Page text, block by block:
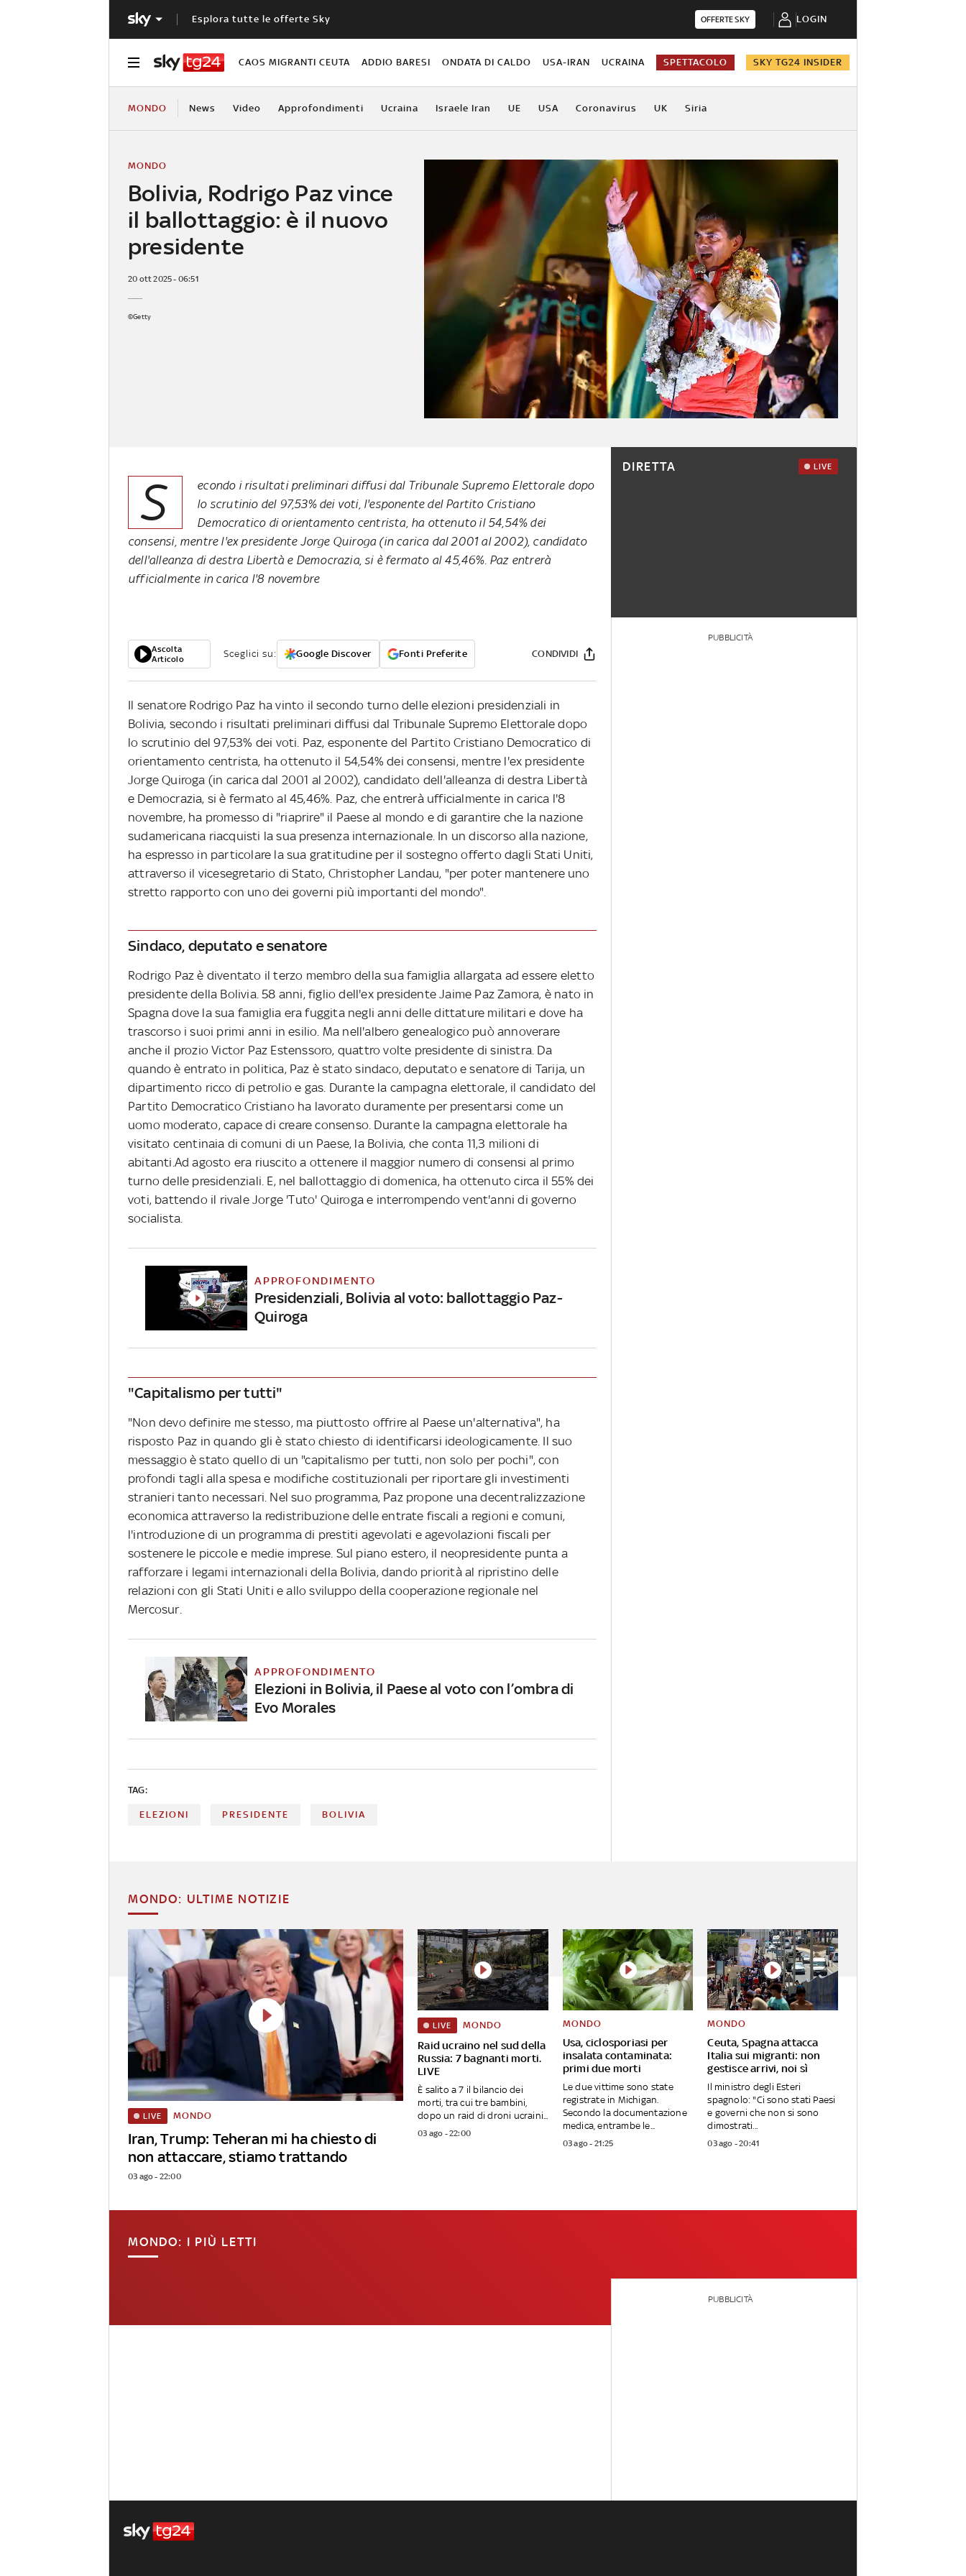
Esplora tutte le offerte Sky OFFERTE SKY LOGIN
CAOS MIGRANTI CEUTA ADDIO BARESI ONDATA DI CALDO USA-IRAN UCRAINA SPETTACOLO SKY TG24 INSIDER
MONDO News Video Approfondimenti Ucraina Israele Iran UE USA Coronavirus UK Siria
Bolivia, Rodrigo Paz vince
il ballottaggio: è il nuovo
presidente
MONDO
20 ott 2025 - 06:51
©Getty
S
econdo i risultati preliminari diffusi dal Tribunale Supremo Elettorale dopo
lo scrutinio del 97,53% dei voti, l'esponente del Partito Cristiano
Democratico di orientamento centrista, ha ottenuto il 54,54% dei
consensi, mentre l'ex presidente Jorge Quiroga (in carica dal 2001 al 2002), candidato
dell'alleanza di destra Libertà e Democrazia, si è fermato al 45,46%. Paz entrerà
ufficialmente in carica l'8 novembre
Ascolta
Articolo
Sceglici su: Google Discover Fonti Preferite CONDIVIDI
Il senatore Rodrigo Paz ha vinto il secondo turno delle elezioni presidenziali in
Bolivia, secondo i risultati preliminari diffusi dal Tribunale Supremo Elettorale dopo
lo scrutinio del 97,53% dei voti. Paz, esponente del Partito Cristiano Democratico di
orientamento centrista, ha ottenuto il 54,54% dei consensi, mentre l'ex presidente
Jorge Quiroga (in carica dal 2001 al 2002), candidato dell'alleanza di destra Libertà
e Democrazia, si è fermato al 45,46%. Paz, che entrerà ufficialmente in carica l'8
novembre, ha promesso di "riaprire" il Paese al mondo e di garantire che la nazione
sudamericana riacquisti la sua presenza internazionale. In un discorso alla nazione,
ha espresso in particolare la sua gratitudine per il sostegno offerto dagli Stati Uniti,
attraverso il vicesegretario di Stato, Christopher Landau, "per poter mantenere uno
stretto rapporto con uno dei governi più importanti del mondo".
Sindaco, deputato e senatore
Rodrigo Paz è diventato il terzo membro della sua famiglia allargata ad essere eletto
presidente della Bolivia. 58 anni, figlio dell'ex presidente Jaime Paz Zamora, è nato in
Spagna dove la sua famiglia era fuggita negli anni delle dittature militari e dove ha
trascorso i suoi primi anni in esilio. Ma nell'albero genealogico può annoverare
anche il prozio Victor Paz Estenssoro, quattro volte presidente di sinistra. Da
quando è entrato in politica, Paz è stato sindaco, deputato e senatore di Tarija, un
dipartimento ricco di petrolio e gas. Durante la campagna elettorale, il candidato del
Partito Democratico Cristiano ha lavorato duramente per presentarsi come un
uomo moderato, capace di creare consenso. Durante la campagna elettorale ha
visitato centinaia di comuni di un Paese, la Bolivia, che conta 11,3 milioni di
abitanti.Ad agosto era riuscito a ottenere il maggior numero di consensi al primo
turno delle presidenziali. E, nel ballottaggio di domenica, ha ottenuto circa il 55% dei
voti, battendo il rivale Jorge 'Tuto' Quiroga e interrompendo vent'anni di governo
socialista.
APPROFONDIMENTO
Presidenziali, Bolivia al voto: ballottaggio Paz-
Quiroga
"Capitalismo per tutti"
"Non devo definire me stesso, ma piuttosto offrire al Paese un'alternativa", ha
risposto Paz in quando gli è stato chiesto di identificarsi ideologicamente. Il suo
messaggio è stato quello di un "capitalismo per tutti, non solo per pochi", con
profondi tagli alla spesa e modifiche costituzionali per riportare gli investimenti
stranieri tanto necessari. Nel suo programma, Paz propone una decentralizzazione
economica attraverso la redistribuzione delle entrate fiscali a regioni e comuni,
l'introduzione di un programma di prestiti agevolati e agevolazioni fiscali per
sostenere le piccole e medie imprese. Sul piano estero, il neopresidente punta a
rafforzare i legami internazionali della Bolivia, dando priorità al ripristino delle
relazioni con gli Stati Uniti e allo sviluppo della cooperazione regionale nel
Mercosur.
APPROFONDIMENTO
Elezioni in Bolivia, il Paese al voto con l’ombra di
Evo Morales
TAG:
ELEZIONI PRESIDENTE BOLIVIA
DIRETTA LIVE
PUBBLICITÀ
MONDO: ULTIME NOTIZIE
Iran, Trump: Teheran mi ha chiesto di
non attaccare, stiamo trattando
LIVE MONDO
03 ago - 22:00
Raid ucraino nel sud della
Russia: 7 bagnanti morti.
LIVE
LIVE MONDO
È salito a 7 il bilancio dei
morti, tra cui tre bambini,
dopo un raid di droni ucraini...
03 ago - 22:00
Usa, ciclosporiasi per
insalata contaminata:
primi due morti
MONDO
Le due vittime sono state
registrate in Michigan.
Secondo la documentazione
medica, entrambe le...
03 ago - 21:25
Ceuta, Spagna attacca
Italia sui migranti: non
gestisce arrivi, noi sì
MONDO
Il ministro degli Esteri
spagnolo: "Ci sono stati Paesi
e governi che non si sono
dimostrati...
03 ago - 20:41
MONDO: I PIÙ LETTI
PUBBLICITÀ